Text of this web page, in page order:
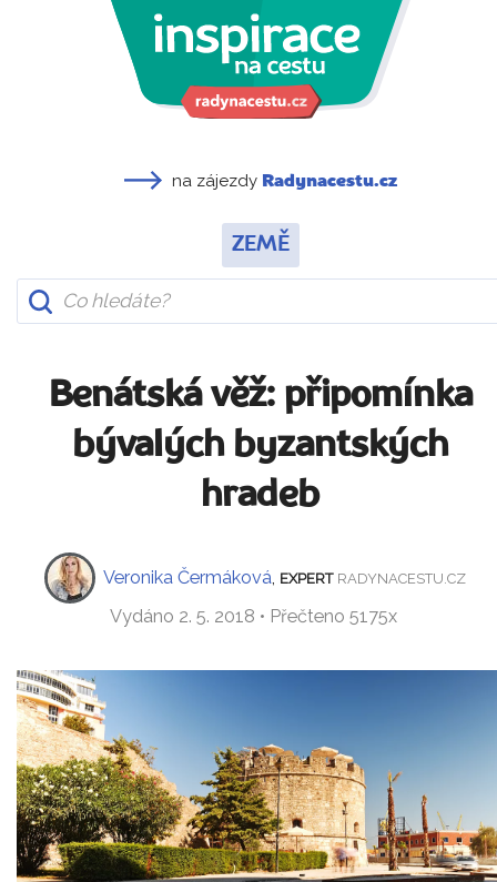
na zájezdy Radynacestu.cz
ZEMĚ
Benátská věž: připomínka
bývalých byzantských
hradeb
Veronika Čermáková EXPERT RADYNACESTU.CZ
Vydáno 2. 5. 2018 • Přečteno 5175x